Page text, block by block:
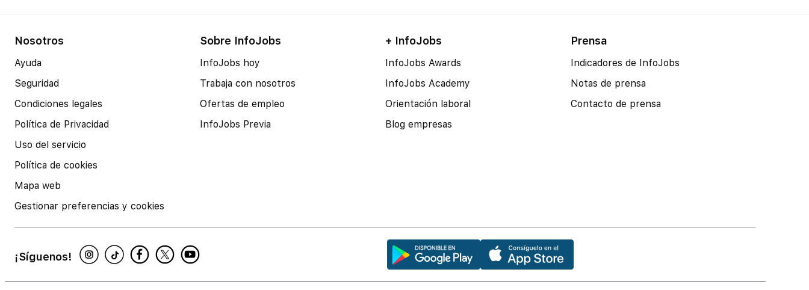
Nosotros
Ayuda
Seguridad
Condiciones legales
Política de Privacidad
Uso del servicio
Política de cookies
Mapa web
Gestionar preferencias y cookies
Sobre InfoJobs
InfoJobs hoy
Trabaja con nosotros
Ofertas de empleo
InfoJobs Previa
+ InfoJobs
InfoJobs Awards
InfoJobs Academy
Orientación laboral
Blog empresas
Prensa
Indicadores de InfoJobs
Notas de prensa
Contacto de prensa
¡Síguenos!